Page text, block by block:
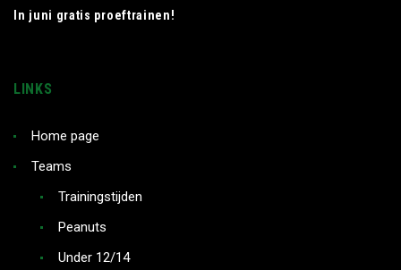
In juni gratis proeftrainen!
LINKS
Home page
Teams
Trainingstijden
Peanuts
Under 12/14